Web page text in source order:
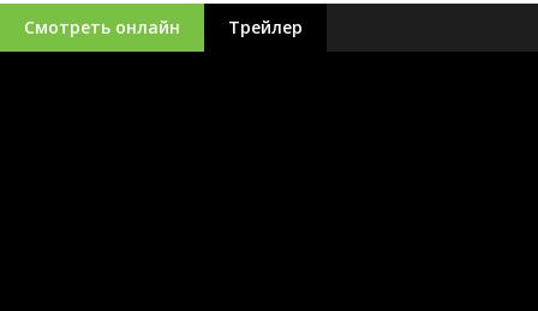
Смотреть онлайн Трейлер